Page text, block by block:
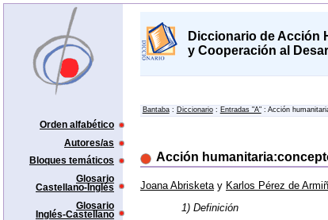
Orden alfabético
Autores/as
Bloques temáticos
Glosario
Castellano-Inglés
Glosario
Inglés-Castellano
Diccionario de Acción
y Cooperación al
Bantaba: Diccionario: Entradas "A": Acción
Acción
Joana Abrisketay Karlos Pérez de
1) Definición